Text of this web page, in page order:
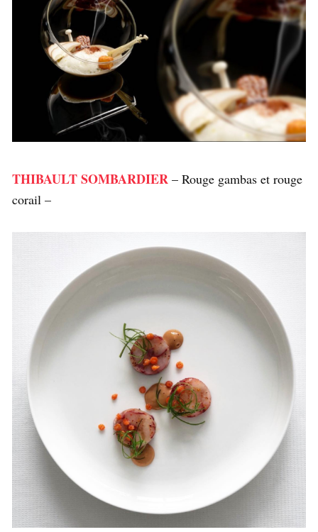
THIBAULT SOMBARDIER – Rouge gambas et rouge
corail –